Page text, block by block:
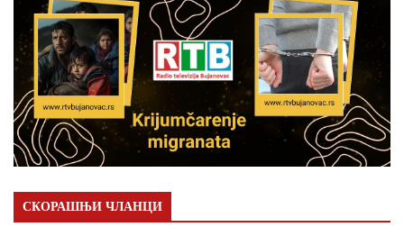
СКОРАШЊИ ЧЛАНЦИ